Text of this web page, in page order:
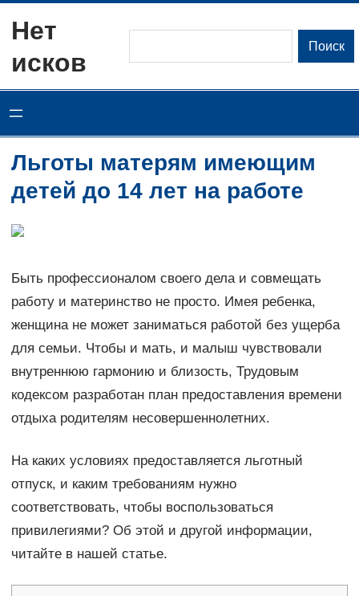
содержимому
Нет
исков
Поиск
Льготы матерям имеющим
детей до 14 лет на работе
Быть профессионалом своего дела и совмещать
работу и материнство не просто. Имея ребенка,
женщина не может заниматься работой без ущерба
для семьи. Чтобы и мать, и малыш чувствовали
внутреннюю гармонию и близость, Трудовым
кодексом разработан план предоставления времени
отдыха родителям несовершеннолетних.
На каких условиях предоставляется льготный
отпуск, и каким требованиям нужно
соответствовать, чтобы воспользоваться
привилегиями? Об этой и другой информации,
читайте в нашей статье.